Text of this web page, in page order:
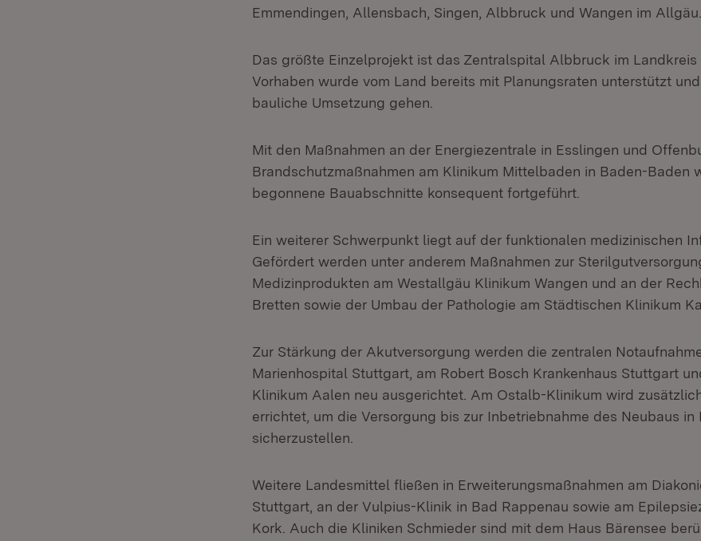
Emmendingen, Allensbach, Singen, Albbruck und Wangen im Allgäu.
Das größte Einzelprojekt ist das Zentralspital Albbruck im Landkreis
Vorhaben wurde vom Land bereits mit Planungsraten unterstützt
bauliche Umsetzung gehen.
Mit den Maßnahmen an der Energiezentrale in Esslingen und
Brandschutzmaßnahmen am Klinikum Mittelbaden in Baden-Baden
begonnene Bauabschnitte konsequent fortgeführt.
Ein weiterer Schwerpunkt liegt auf der funktionalen medizinischen
Gefördert werden unter anderem Maßnahmen zur
Medizinprodukten am Westallgäu Klinikum Wangen und an der
Bretten sowie der Umbau der Pathologie am Städtischen Klinikum
Zur Stärkung der Akutversorgung werden die zentralen
Marienhospital Stuttgart, am Robert Bosch Krankenhaus Stuttgart
Klinikum Aalen neu ausgerichtet. Am Ostalb-Klinikum wird
errichtet, um die Versorgung bis zur Inbetriebnahme des Neubaus in
sicherzustellen.
Weitere Landesmittel fließen in Erweiterungsmaßnahmen am
Stuttgart, an der Vulpius-Klinik in Bad Rappenau sowie am
Kork. Auch die Kliniken Schmieder sind mit dem Haus Bärensee